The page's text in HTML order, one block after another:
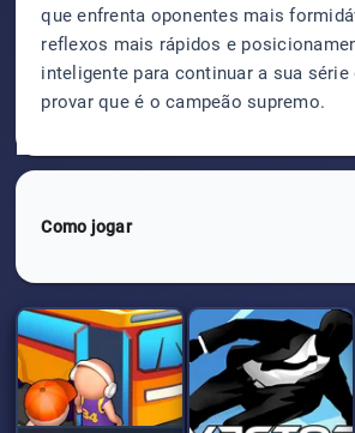
que enfrenta oponentes mais
reflexos mais rápidos e
inteligente para continuar a sua
provar que é o campeão supremo.
Como jogar